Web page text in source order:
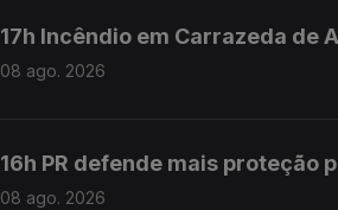
17h Incêndio em Carrazeda de
08 ago. 2026
16h PR defende mais proteção
08 ago. 2026